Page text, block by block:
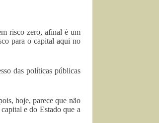
risco zero, afinal é um
para o capital aqui no
das políticas públicas
hoje, parece que não
e do Estado que a